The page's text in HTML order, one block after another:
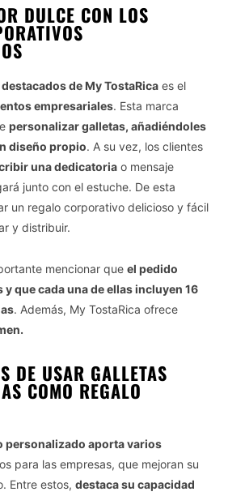
DULCE CON LOS
de My TostaRica es el
empresariales. Esta marca
personalizar galletas, añadiéndoles
diseño propio. A su vez, los clientes
una dedicatoria o mensaje
junto con el estuche. De esta
un regalo corporativo delicioso y fácil
y distribuir.
mencionar que el pedido
y que cada una de ellas incluyen 16
. Además, My TostaRica ofrece
DE USAR GALLETAS
COMO REGALO
personalizado aporta varios
para las empresas, que mejoran su
Entre estos, destaca su capacidad